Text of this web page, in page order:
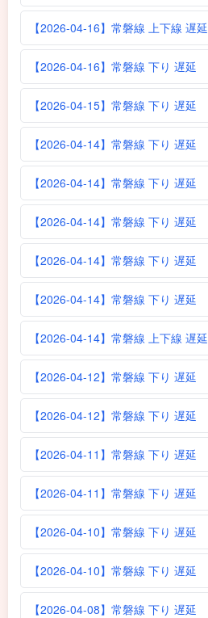
【2026-04-16】常磐線 上下線 遅延
【2026-04-16】常磐線 下り 遅延
【2026-04-15】常磐線 下り 遅延
【2026-04-14】常磐線 下り 遅延
【2026-04-14】常磐線 下り 遅延
【2026-04-14】常磐線 下り 遅延
【2026-04-14】常磐線 下り 遅延
【2026-04-14】常磐線 下り 遅延
【2026-04-14】常磐線 上下線 遅延
【2026-04-12】常磐線 下り 遅延
【2026-04-12】常磐線 下り 遅延
【2026-04-11】常磐線 下り 遅延
【2026-04-11】常磐線 下り 遅延
【2026-04-10】常磐線 下り 遅延
【2026-04-10】常磐線 下り 遅延
【2026-04-08】常磐線 下り 遅延